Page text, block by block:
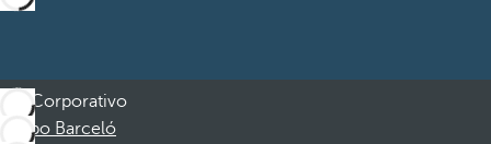
Corporativo
Grupo Barceló